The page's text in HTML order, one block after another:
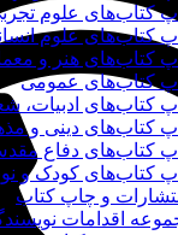
کتاب‌های علوم
کتاب‌های علوم
کتاب‌های هنر و
کتاب‌های عمومی
کتاب‌های ادبیات،
کتاب‌های دینی و
کتاب‌های دفاع
کتاب‌های کودک و
و چاپ کتاب
اقدامات